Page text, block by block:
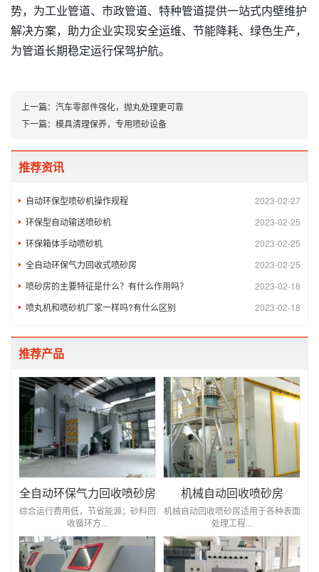
势，为工业管道、市政管道、特种管道提供一站式内壁维护
解决方案，助力企业实现安全运维、节能降耗、绿色生产，
为管道长期稳定运行保驾护航。
上一篇： 汽车零部件强化，抛丸处理更可靠
下一篇： 模具清理保养，专用喷砂设备
推荐资讯
2023-02-27
自动环保型喷砂机操作规程
2023-02-25
环保型自动输送喷砂机
2023-02-25
环保箱体手动喷砂机
2023-02-25
全自动环保气力回收式喷砂房
2023-02-18
喷砂房的主要特征是什么？有什么作用吗？
2023-02-18
喷丸机和喷砂机厂家一样吗?有什么区别
推荐产品
全自动环保气力回收喷砂房
综合运行费用低，节省能源；砂料回
收循环方...
机械自动回收喷砂房
机械自动回收喷砂房适用于各种表面
处理工程...